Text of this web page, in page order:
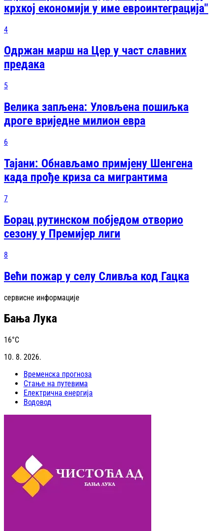
крхкој економији у име евроинтеграција"
4
Одржан марш на Цер у част славних
предака
5
Велика запљена: Уловљена пошиљка
дроге вриједне милион евра
6
Тајани: Обнављамо примјену Шенгена
када прође криза са мигрантима
7
Борац рутинском побједом отворио
сезону у Премијер лиги
8
Већи пожар у селу Сливља код Гацка
сервисне информације
Бања Лука
16°C
10. 8. 2026.
Временска прогноза
Стање на путевима
Електрична енергија
Водовод